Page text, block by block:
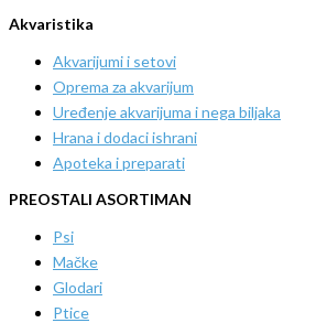
Akvaristika
Akvarijumi i setovi
Oprema za akvarijum
Uređenje akvarijuma i nega biljaka
Hrana i dodaci ishrani
Apoteka i preparati
PREOSTALI ASORTIMAN
Psi
Mačke
Glodari
Ptice